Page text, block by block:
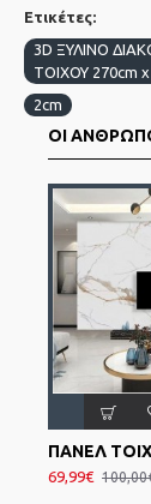
Ετικέτες:
3D ΞΥΛΙΝΟ
ΤΟΙΧΟΥ 270cm
2cm
ΟΙ
69,99€